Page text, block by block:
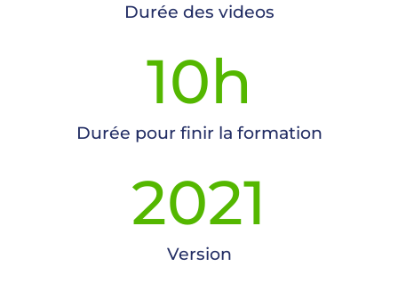
Durée des videos
Durée pour finir la formation
10h
Version
2021